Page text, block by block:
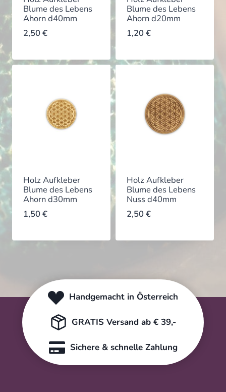
Blume des Lebens
Ahorn d40mm
2,50€
Holz Aufkleber
Blume des Lebens
Ahorn d30mm
1,50€
Blume des Lebens
Ahorn d20mm
1,20€
Holz Aufkleber
Blume des Lebens
Nuss d40mm
2,50€
Handgemacht in Österreich
GRATIS Versand ab € 39,-
Sichere & schnelle Zahlung